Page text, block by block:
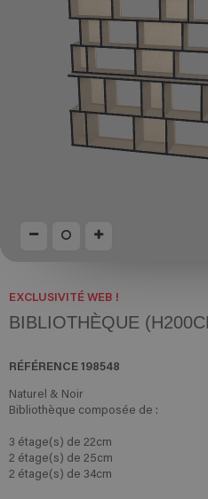
EXCLUSIVITÉ WEB !
BIBLIOTHÈQUE
RÉFÉRENCE198548
Naturel & Noir
Bibliothèque composée de :
3 étage(s) de 22cm
2 étage(s) de 25cm
2 étage(s) de 34cm